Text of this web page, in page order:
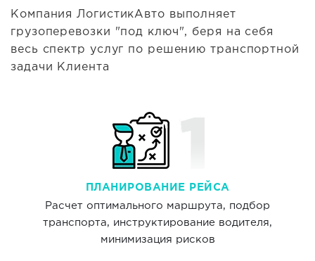
Компания ЛогистикАвто выполняет
грузоперевозки "под ключ", беря на себя
весь спектр услуг по решению транспортной
задачи Клиента
ПЛАНИРОВАНИЕ РЕЙСА
Расчет оптимального маршрута, подбор
транспорта, инструктирование водителя,
минимизация рисков